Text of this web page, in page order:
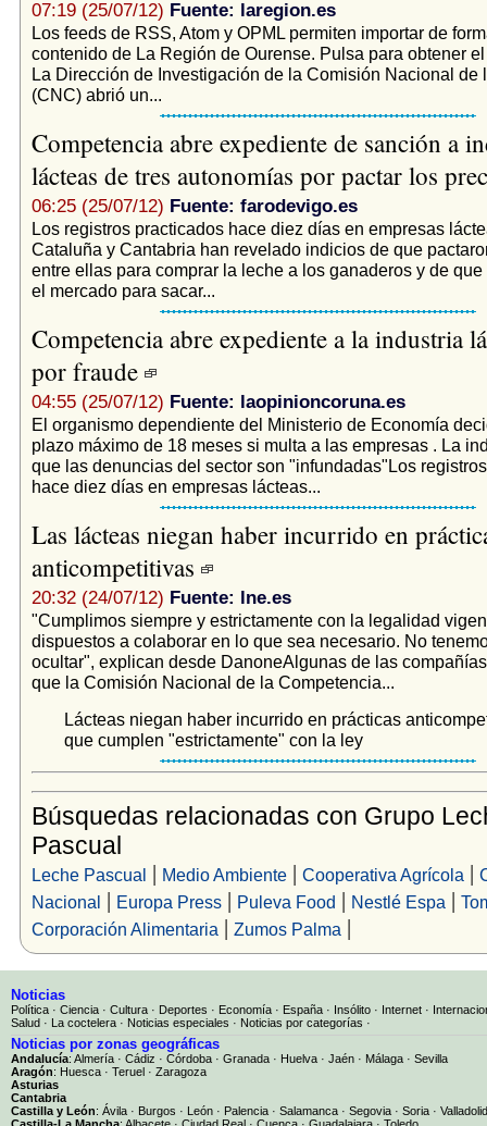
07:19 (25/07/12) Fuente: laregion.es
Los feeds de RSS, Atom y OPML permiten importar de
contenido de La Región de Ourense. Pulsa para obtener
La Dirección de Investigación de la Comisión Nacional de
(CNC) abrió un...
Competencia abre expediente de sanción a
lácteas de tres autonomías por pactar los
06:25 (25/07/12) Fuente: farodevigo.es
Los registros practicados hace diez días en empresas
Cataluña y Cantabria han revelado indicios de que
entre ellas para comprar la leche a los ganaderos y de
el mercado para sacar...
Competencia abre expediente a la industria
por fraude
04:55 (25/07/12) Fuente: laopinioncoruna.es
El organismo dependiente del Ministerio de Economía
plazo máximo de 18 meses si multa a las empresas . La
que las denuncias del sector son "infundadas"Los
hace diez días en empresas lácteas...
Las lácteas niegan haber incurrido en
anticompetitivas
20:32 (24/07/12) Fuente: lne.es
"Cumplimos siempre y estrictamente con la legalidad
dispuestos a colaborar en lo que sea necesario. No
ocultar", explican desde DanoneAlgunas de las
que la Comisión Nacional de la Competencia...
Lácteas niegan haber incurrido en prácticas
que cumplen "estrictamente" con la ley
Búsquedas relacionadas con Grupo
Pascual
Leche Pascual | Medio Ambiente| Cooperativa Agrícola |
Nacional | Europa Press| Puleva Food | Nestlé Espa |
Corporación Alimentaria | Zumos Palma |
Noticias
Política · Ciencia · Cultura · Deportes · Economía · España · Insólito · Internet ·
Salud · La coctelera · Noticias especiales · Noticias por categorías ·
Noticias por zonas geográficas
Andalucía: Almería · Cádiz · Córdoba · Granada · Huelva · Jaén · Málaga · Sevilla
Aragón: Huesca · Teruel · Zaragoza
Asturias
Cantabria
Castilla y León: Ávila · Burgos · León · Palencia · Salamanca · Segovia · Soria · Valladolid